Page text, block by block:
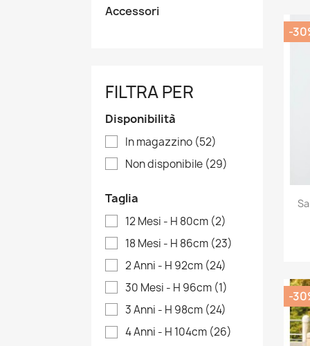
Accessori
FILTRA PER
Disponibilità
In magazzino (52)
Non disponibile (29)
Taglia
12 Mesi - H 80cm (2)
18 Mesi - H 86cm (23)
2 Anni - H 92cm (24)
30 Mesi - H 96cm (1)
3 Anni - H 98cm (24)
4 Anni - H 104cm (26)
-
-